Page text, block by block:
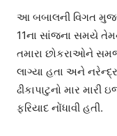
આ બબાલની વિગત
11ના સાંજના સમયે
તમારા છોકરાઓને
લાગ્યા હતા અને
ઢીકાપાટુનો માર
ફરિયાદ નોંધાવી હતી.